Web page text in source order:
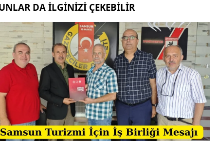
DA İLGİNİZİ ÇEKEBİLİR